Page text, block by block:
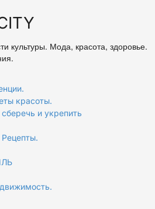
культуры. Мода, красота, здоровье.
красоты.
и укрепить